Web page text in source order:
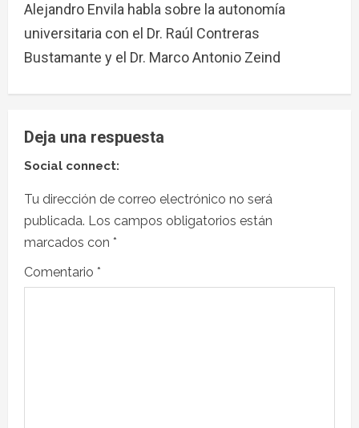
Alejandro Envila habla sobre la autonomía
universitaria con el Dr. Raúl Contreras
Bustamante y el Dr. Marco Antonio Zeind
Deja una respuesta
Social connect:
Tu dirección de correo electrónico no será
publicada. Los campos obligatorios están
marcados con *
Comentario *